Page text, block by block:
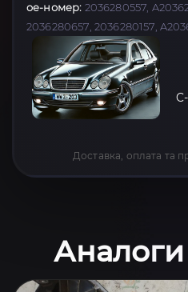
oe-номер: 2036280557,
2036280657, 2036280157,
Доставка, оплата та
Аналоги